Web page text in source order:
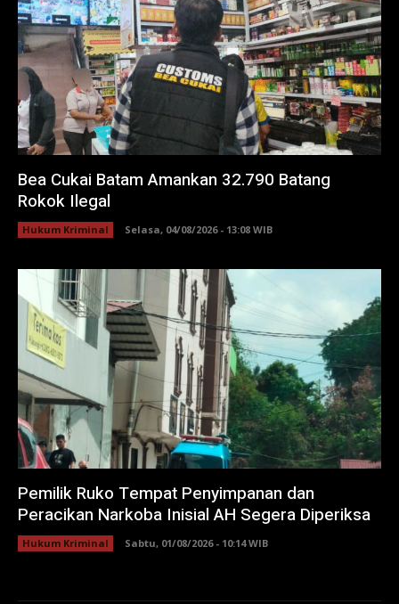
Bea Cukai Batam Amankan 32.790 Batang
Rokok Ilegal
Hukum Kriminal Selasa, 04/08/2026 - 13:08 WIB
Pemilik Ruko Tempat Penyimpanan dan
Peracikan Narkoba Inisial AH Segera Diperiksa
Hukum Kriminal Sabtu, 01/08/2026 - 10:14 WIB